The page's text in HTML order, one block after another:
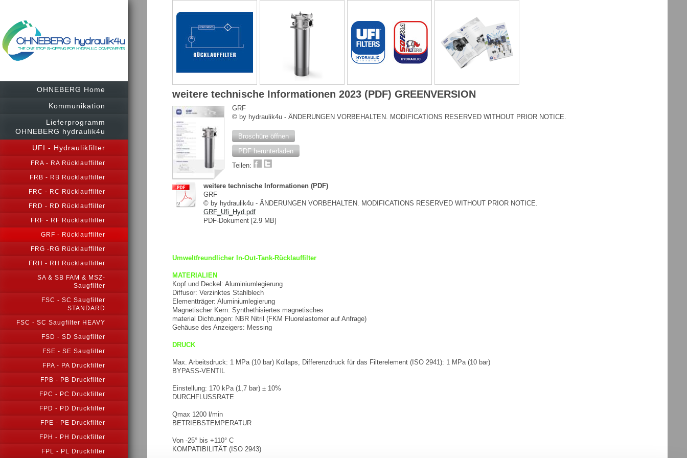
OHNEBERG Home
Kommunikation
Lieferprogramm
OHNEBERG hydraulik4u
UFI - Hydraulikfilter
FRA - RA Rücklauffilter
FRB - RB Rücklauffilter
FRC - RC Rücklauffilter
FRD - RD Rücklauffilter
FRF - RF Rücklauffilter
GRF - Rücklauffilter
FRG -RG Rücklauffilter
FRH - RH Rücklauffilter
SA & SB FAM & MSZ-
Saugfilter
FSC - SC Saugfilter
STANDARD
FSC - SC Saugfilter HEAVY
FSD - SD Saugfilter
FSE - SE Saugfilter
FPA - PA Druckfilter
FPB - PB Druckfilter
FPC - PC Druckfilter
FPD - PD Druckfilter
FPE - PE Druckfilter
FPH - PH Druckfilter
FPL - PL Druckfilter
weitere technische Informationen 2023 (PDF) GREENVERSION
GRF
© by hydraulik4u - ÄNDERUNGEN VORBEHALTEN. MODIFICATIONS RESERVED WITHOUT PRIOR NOTICE.
Broschüre öffnen
PDF herunterladen
Teilen:
weitere technische Informationen (PDF)
GRF
© by hydraulik4u - ÄNDERUNGEN VORBEHALTEN. MODIFICATIONS RESERVED WITHOUT PRIOR NOTICE.
GRF_Ufi_Hyd.pdf
PDF-Dokument [2.9 MB]
Umweltfreundlicher In-Out-Tank-Rücklauffilter
MATERIALIEN
Kopf und Deckel: Aluminiumlegierung
Diffusor: Verzinktes Stahlblech
Elementträger: Aluminiumlegierung
Magnetischer Kern: Synthethisiertes magnetisches
material Dichtungen: NBR Nitril (FKM Fluorelastomer auf Anfrage)
Gehäuse des Anzeigers: Messing
DRUCK
Max. Arbeitsdruck: 1 MPa (10 bar) Kollaps, Differenzdruck für das Filterelement (ISO 2941): 1 MPa (10 bar)
BYPASS-VENTIL
Einstellung: 170 kPa (1,7 bar) ± 10%
DURCHFLUSSRATE
Qmax 1200 l/min
BETRIEBSTEMPERATUR
Von -25° bis +110° C
KOMPATIBILITÄT (ISO 2943)